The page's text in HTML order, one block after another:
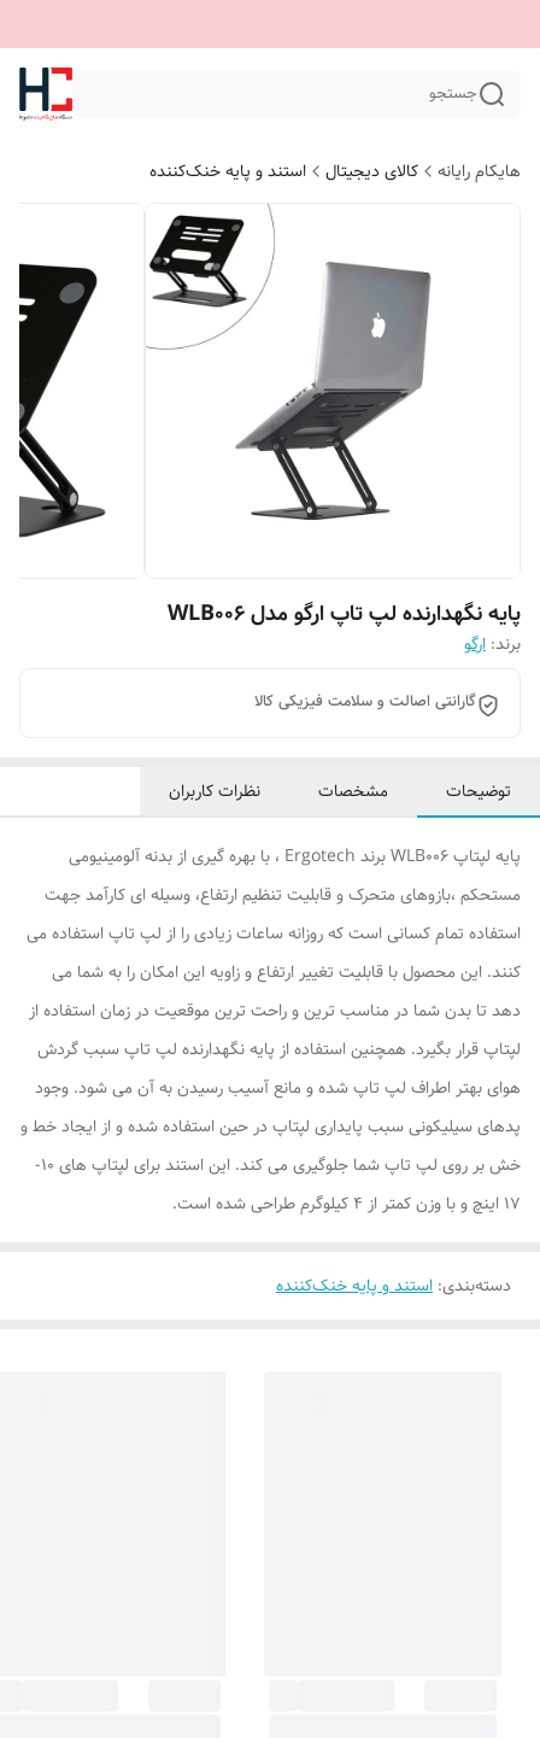
جستجو
هایکام رایانه کالای دیجیتال استند و پایه خنک‌کننده
پایه نگهدارنده لپ تاپ ارگو مدل WLB006
برند: ارگو
گارانتی اصالت و سلامت فیزیکی کالا
توضیحات مشخصات نظرات کاربران
پایه لپتاپ WLB006 برند Ergotech ، با بهره گیری از بدنه آلومینیومی
مستحکم ،بازوهای متحرک و قابلیت تنظیم ارتفاع، وسیله ای کارآمد جهت
استفاده تمام کسانی است که روزانه ساعات زیادی را از لپ تاپ استفاده می
کنند. این محصول با قابلیت تغییر ارتفاع و زاویه این امکان را به شما می
دهد تا بدن شما در مناسب ترین و راحت ترین موقعیت در زمان استفاده از
لپتاپ قرار بگیرد. همچنین استفاده از پایه نگهدارنده لپ تاپ سبب گردش
هوای بهتر اطراف لپ تاپ شده و مانع آسیب رسیدن به آن می شود. وجود
پدهای سیلیکونی سبب پایداری لپتاپ در حین استفاده شده و از ایجاد خط و
خش بر روی لپ تاپ شما جلوگیری می کند. این استند برای لپتاپ های 10-
17 اینچ و با وزن کمتر از 4 کیلوگرم طراحی شده است.
دسته‌بندی: استند و پایه خنک‌کننده